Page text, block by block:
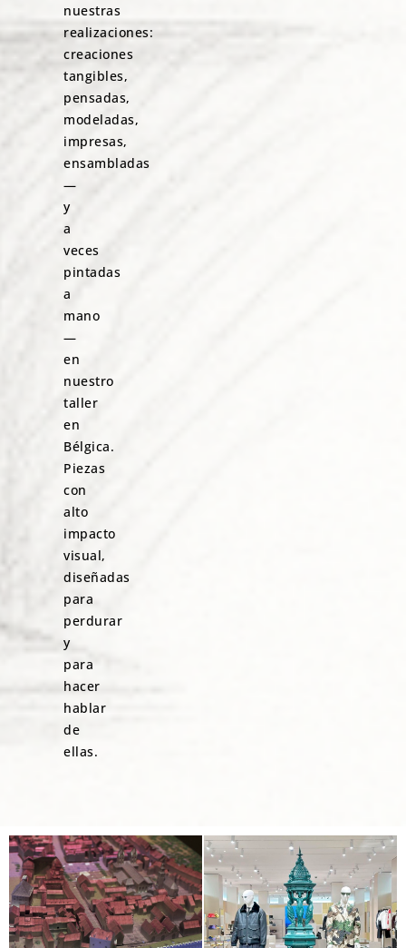
nuestras
realizaciones:
creaciones
tangibles,
pensadas,
modeladas,
impresas,
ensambladas
—
y
a
veces
pintadas
a
mano
—
en
nuestro
taller
en
Bélgica.
Piezas
con
alto
impacto
visual,
diseñadas
para
perdurar
y
para
hacer
hablar
de
ellas.